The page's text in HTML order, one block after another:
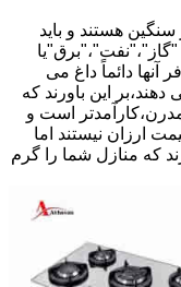
هستند و باید
دائماً داغ می
این باورند که
است و
ارزان نیستند اما
که منازل شما را گرم